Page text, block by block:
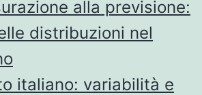
alla previsione:
distribuzioni nel
italiano: variabilità e